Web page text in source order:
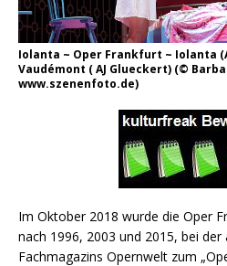
Iolanta ~ Oper Frankfurt ~ Iolanta
Vaudémont ( AJ Glueckert) (©
www.szenenfoto.de)
Im Oktober 2018 wurde die Oper
nach 1996, 2003 und 2015, bei
Fachmagazins Opernwelt zum